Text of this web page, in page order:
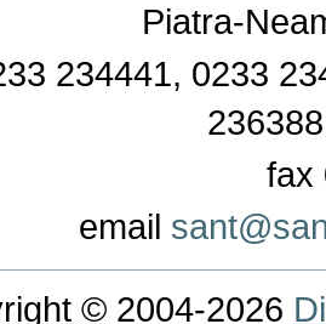
Piatra-
234441, 0233
fax
email
©2004-2026